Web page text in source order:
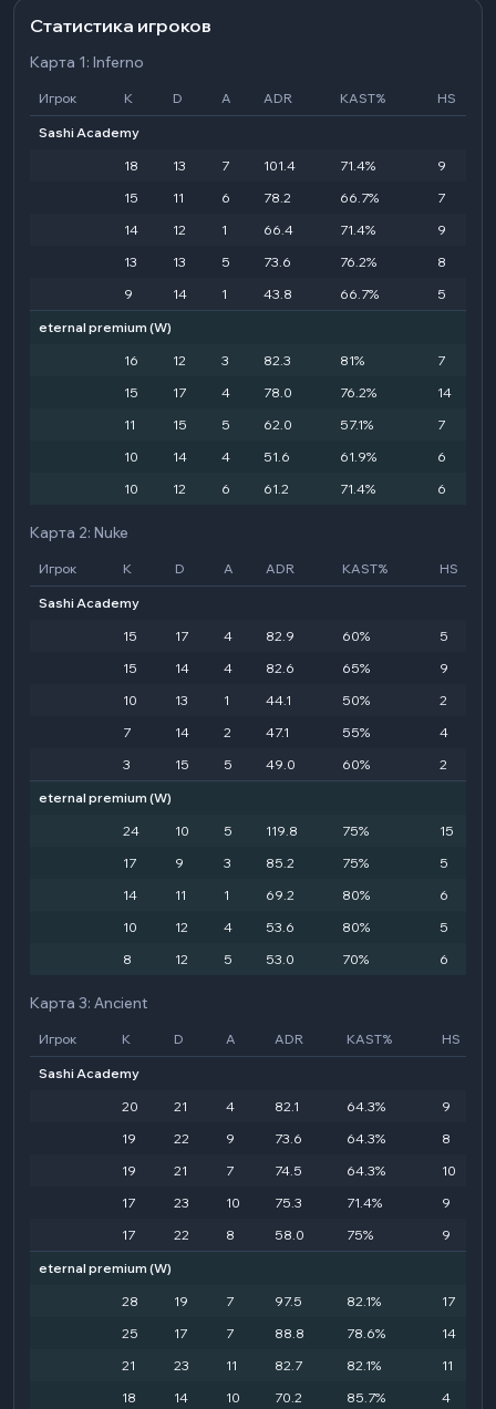
Статистика игроков
Карта 1: Inferno
Игрок K D A ADR KAST% HS
Sashi Academy
18
13 7 101.4 71.4% 9
15
11 6 78.2 66.7% 7
14
12 1 66.4 71.4% 9
13
13 5 73.6 76.2% 8
9
14 1 43.8 66.7% 5
eternal premium (W)
16
12 3 82.3 81% 7
15
17 4 78.0 76.2% 14
11
15 5 62.0 57.1% 7
10
14 4 51.6 61.9% 6
10
12 6 61.2 71.4% 6
Карта 2: Nuke
Игрок K D A ADR KAST% HS
Sashi Academy
15
17 4 82.9 60%
5
15
14 4 82.6 65%
9
10
13 1 44.1 50%
2
7
14 2 47.1 55%
4
3
15 5 49.0 60%
2
eternal premium (W)
24
10 5 119.8 75%
15
17
9 3 85.2 75%
5
14
11 1 69.2 80%
6
10
12 4 53.6 80%
5
8
12 5 53.0 70% 6
Карта 3: Ancient
Игрок K D A ADR KAST% HS
Sashi Academy
20
21 4 82.1 64.3%
9
19
22 9 73.6 64.3%
8
19
21 7 74.5 64.3%
10
17
23 10 75.3 71.4%
9
17
22 8 58.0 75%
9
eternal premium (W)
28
19 7 97.5 82.1%
17
25
17 7 88.8 78.6%
14
21
23 11 82.7 82.1%
11
18
14 10 70.2 85.7% 4